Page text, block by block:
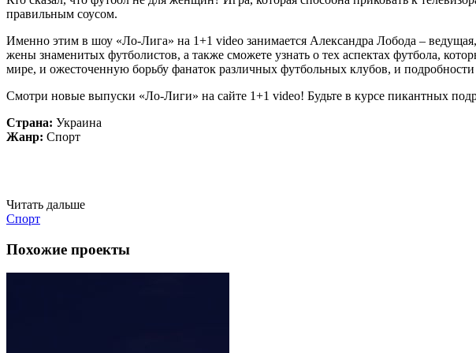
правильным соусом.
Именно этим в шоу «Ло-Лига» на 1+1 video занимается Александра Лобода –
жены знаменитых футболистов, а также сможете узнать о тех аспектах футбола,
мире, и ожесточенную борьбу фанаток различных футбольных клубов, и
Смотри новые выпуски «Ло-Лиги» на сайте 1+1 video! Будьте в курсе пикантных
Страна: Украина
Жанр: Спорт
Читать дальше
Спорт
Похожие проекты